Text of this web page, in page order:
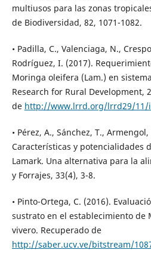
multiusos para las zonas
de Biodiversidad, 82, 1071-1082.
• Padilla, C., Valenciaga, N.,
Rodríguez, I. (2017).
Moringa oleifera (Lam.) en
Research for Rural Development,
de http://www.lrrd.org/lrrd29/11/
• Pérez, A., Sánchez, T.,
Características y potencialidades
Lamark. Una alternativa para la
y Forrajes, 33(4), 3-8.
• Pinto-Ortega, C. (2016).
sustrato en el establecimiento de
vivero. Recuperado de
http://saber.ucv.ve/bitstream/